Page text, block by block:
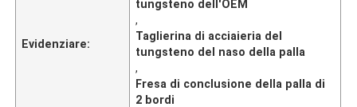
Evidenziare:
tungsteno dell'OEM
,
Taglierina di acciaieria del
tungsteno del naso della palla
,
Fresa di conclusione della palla di
2 bordi